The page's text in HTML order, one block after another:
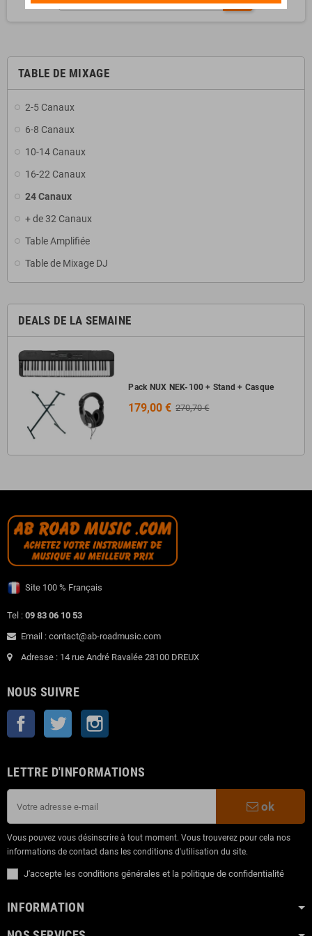
TABLE DE MIXAGE
2-5 Canaux
6-8 Canaux
10-14 Canaux
16-22 Canaux
24 Canaux
+ de 32 Canaux
Table Amplifiée
Table de Mixage DJ
DEALS DE LA SEMAINE
Pack NUX NEK-100 + Stand + Casque
179,00 € 270,70 €
Site 100 % Français
Tel : 09 83 06 10 53
Email : contact@ab-roadmusic.com
Adresse : 14 rue André Ravalée 28100 DREUX
NOUS SUIVRE
Facebook Twitter
LETTRE D'INFORMATIONS
ok
Vous pouvez vous désinscrire à tout moment. Vous trouverez pour cela nos
informations de contact dans les conditions d'utilisation du site.
J'accepte les conditions générales et la politique de confidentialité
INFORMATION